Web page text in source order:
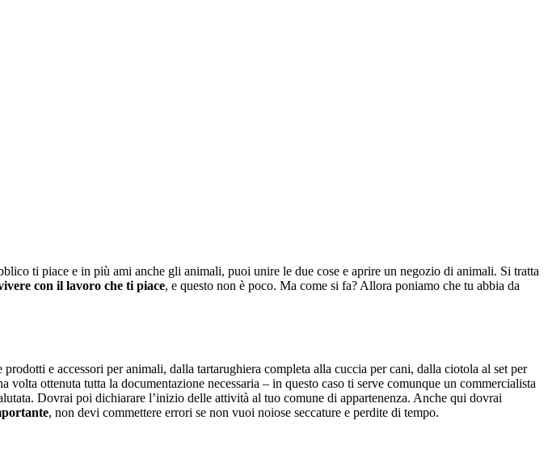
ti piace e in più ami anche gli animali, puoi unire le due cose e aprire un negozio di animali. Si tratta
con il lavoro che ti piace, e questo non è poco. Ma come si fa? Allora poniamo che tu abbia da
e accessori per animali, dalla tartarughiera completa alla cuccia per cani, dalla ciotola al set per
ottenuta tutta la documentazione necessaria – in questo caso ti serve comunque un commercialista
Dovrai poi dichiarare l’inizio delle attività al tuo comune di appartenenza. Anche qui dovrai
, non devi commettere errori se non vuoi noiose seccature e perdite di tempo.